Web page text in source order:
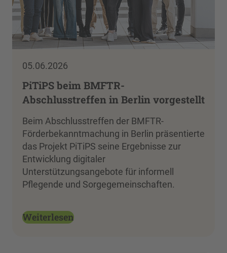
05.06.2026
PiTiPS beim BMFTR-
Abschlusstreffen in Berlin vorgestellt
Beim Abschlusstreffen der BMFTR-
Förderbekanntmachung in Berlin präsentierte
das Projekt PiTiPS seine Ergebnisse zur
Entwicklung digitaler
Unterstützungsangebote für informell
Pflegende und Sorgegemeinschaften.
Weiterlesen